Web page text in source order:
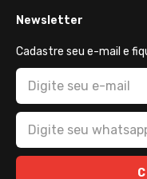
Newsletter
Cadastre seu e-mail e